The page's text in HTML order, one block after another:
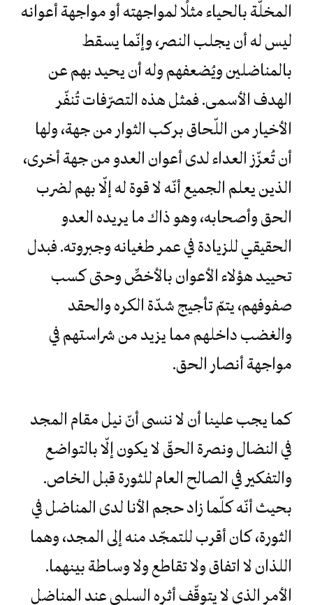
المخلّة بالحياء مثلًا لمواجهته أو مواجهة أعوانه
ليس له أن يجلب النصر، وإنّما يسقط
بالمناضلين ويُضعفهم وله أن يحيد بهم عن
الهدف الأسمى. فمثل هذه التصرّفات تُنفّر
الأخيار من اللّحاق بركب الثوار من جهة، ولها
أن تُعزّز العداء لدى أعوان العدو من جهة أخرى،
الذين يعلم الجميع أنّه لا قوة له إلّا بهم لضرب
الحق وأصحابه، وهو ذاك ما يريده العدو
الحقيقي للزيادة في عمر طغيانه وجبروته. فبدل
تحييد هؤلاء الأعوان بالأخصِّ وحتى كسب
صفوفهم، يتمّ تأجيج شدّة الكره والحقد
والغضب داخلهم مما يزيد من شراستهم في
مواجهة أنصار الحق.
كما يجب علينا أن لا ننسى أنّ نيل مقام المجد
في النضال ونصرة الحقّ لا يكون إلّا بالتواضع
والتفكير في الصالح العام للثورة قبل الخاص.
بحيث أنّه كلّما زاد حجم الأنا لدى المناضل في
الثورة، كان أقرب للتمجّد منه إلى المجد، وهما
اللذان لا اتفاق ولا تقاطع ولا وساطة بينهما.
الأمر الذي لا يتوقّف أثره السلبي عند المناضل